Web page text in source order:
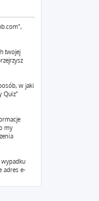
twojej
w jaki
Quiz”
my
wypadku
adres e-